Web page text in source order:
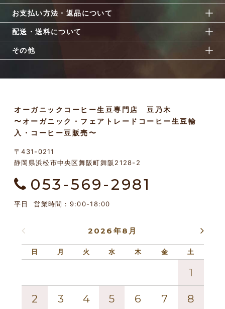
お支払い方法・返品について
配送・送料について
その他
2026年8月
日 月 火 水 木 金 土
1
2 3 4 5 6 7 8
オーガニックコーヒー生豆専門店 豆乃木
〜オーガニック・フェアトレードコーヒー生豆輸
入・コーヒー豆販売〜
〒431-0211
静岡県浜松市中央区舞阪町舞阪2128-2
053-569-2981
平日 営業時間：9:00-18:00